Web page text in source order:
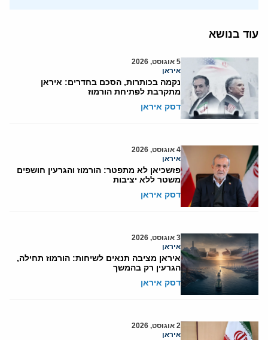
עוד בנושא
5 אוגוסט, 2026
איראן
נקמה בכותרות, הסכם בחדרים: איראן
מתקרבת לפתיחת הורמוז
דסק איראן
4 אוגוסט, 2026
איראן
פזשכיאן לא מתפטר: הורמוז והגרעין חושפים
משטר ללא יציבות
דסק איראן
3 אוגוסט, 2026
איראן
איראן מציבה תנאים לשיחות: הורמוז תחילה,
הגרעין רק בהמשך
דסק איראן
2 אוגוסט, 2026
איראן